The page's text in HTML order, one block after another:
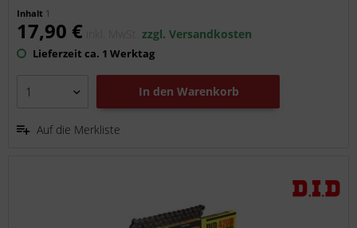
Inhalt 1
17,90 € inkl. MwSt.zzgl. Versandkosten
Lieferzeit ca. 1 Werktag
In den Warenkorb
Auf die Merkliste